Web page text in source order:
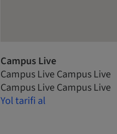
Campus Live
Campus Live Campus Live
Campus Live Campus Live
Yol tarifi al